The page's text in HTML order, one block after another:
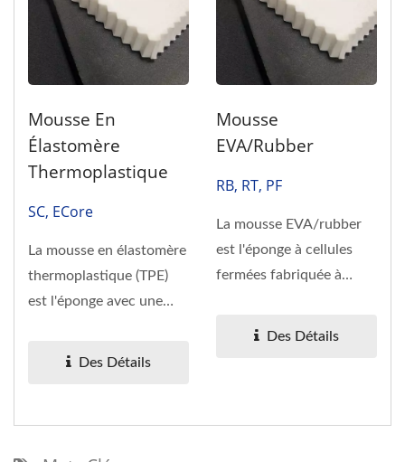
Mousse En
Élastomère
Thermoplastique
SC, ECore
La mousse en élastomère
thermoplastique (TPE)
est l'éponge avec une
Des Détails
Mousse
EVA/rubber
RB, RT, PF
La mousse EVA/rubber
est l'éponge à cellules
fermées fabriquée à
d'éthylène...
Des Détails